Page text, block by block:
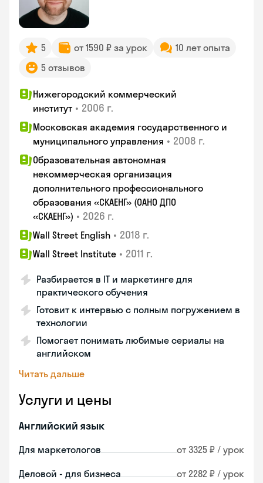
5 от 1590 ₽ за урок
10 лет опыта
5 отзывов
Нижегородский коммерческий
институт • 2006 г.
Московская академия государственного и
муниципального управления • 2008 г.
Образовательная автономная
некоммерческая организация
дополнительного профессионального
образования «СКАЕНГ» (ОАНО ДПО
«СКАЕНГ») • 2026 г.
Wall Street English • 2018 г.
Wall Street Institute • 2011 г.
Разбирается в IT и маркетинге для
практического обучения
Готовит к интервью с полным погружением в
технологии
Помогает понимать любимые сериалы на
английском
Читать дальше
Услуги и цены
Английский язык
Для маркетологов от 3325 ₽ / урок
Деловой - для бизнеса от 2282 ₽ / урок